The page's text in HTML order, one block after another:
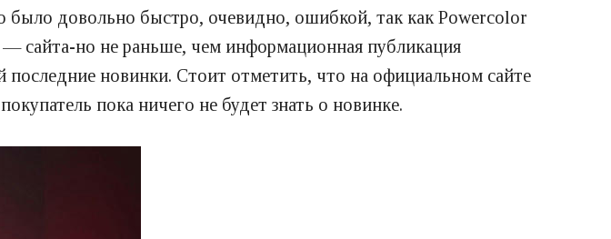
было довольно быстро, очевидно, ошибкой, так как Powercolor
сайта-но не раньше, чем информационная публикация
новинки. Стоит отметить, что на официальном сайте
пока ничего не будет знать о новинке.